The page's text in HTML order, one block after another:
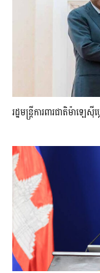
រដ្ឋមន្ត្រីការពារជាតិម៉ាឡេ